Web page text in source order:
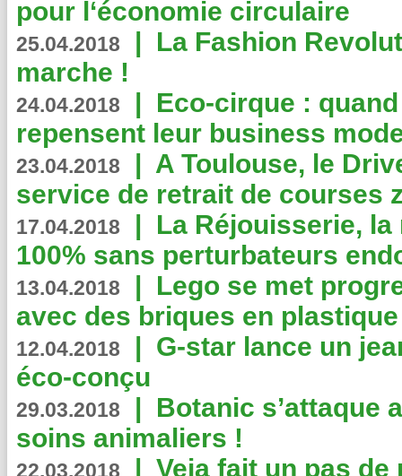
pour l‘économie circulaire
25.04.2018 | La Fashion
marche !
24.04.2018 | Eco-cirque :
repensent leur business
23.04.2018 | A Toulouse, le
service de retrait de courses
17.04.2018 | La Réjouisserie,
100% sans perturbateurs
13.04.2018 | Lego se met
avec des briques en
12.04.2018 | G-star lance un
éco-conçu
29.03.2018 | Botanic s’attaque
soins animaliers !
22.03.2018 | Veja fait un pas de